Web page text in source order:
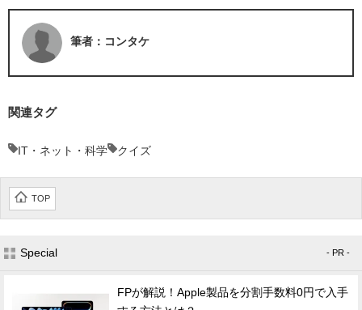
筆者：コンタケ
関連タグ
IT・ネット・科学 クイズ
TOP
Special - PR -
FPが解説！Apple製品を分割手数料0円で入手